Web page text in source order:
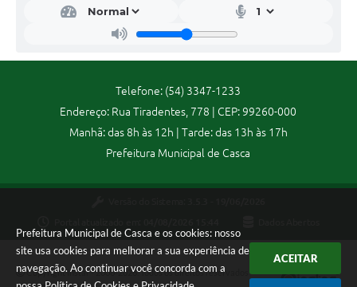
Prefeitura Municipal de Casca e os cookies: nosso
site usa cookies para melhorar a sua experiência de
navegação. Ao continuar você concorda com a
ACEITAR
Serviços Online
A Prefeitura
Enquete
Telefone: (54) 3347-1233
Endereço: Rua Tiradentes, 778 | CEP: 99260-000
Manhã: das 8h às 12h | Tarde: das 13h às 17h
Prefeitura Municipal de Casca
Copyright Instar - 2006-2026. Todos os direitos reservados -